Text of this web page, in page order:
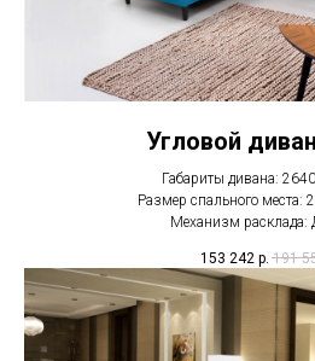
Угловой
Габариты дивана:
Размер спального места:
Механизм расклада:
153 242 р. 191